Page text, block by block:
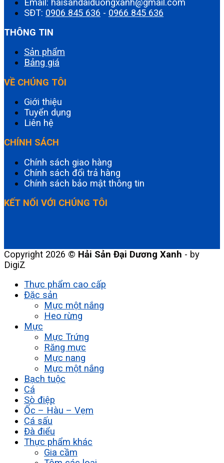
SĐT: 0906 845 636 - 0966 845 636
THÔNG TIN
Sản phẩm
Bảng giá
VỀ CHÚNG TÔI
Giới thiệu
Tuyển dụng
Liên hệ
CHÍNH SÁCH
Chính sách giao hàng
Chính sách đổi trả hàng
Chính sách bảo mật thông tin
KẾT NỐI VỚI CHÚNG TÔI
Copyright 2026 © Hải Sản Đại Dương Xanh - by
DigiZ
Thực phẩm cao cấp
Đặc sản
Mực một nắng
Heo rừng
Mực
Mực Trứng
Răng mực
Mực nang
Mực một nắng
Bạch tuộc
Cá
Sò điệp
Ốc – Hàu – Vẹm
Cá sấu
Đà điểu
Thực phẩm khác
Gia cầm